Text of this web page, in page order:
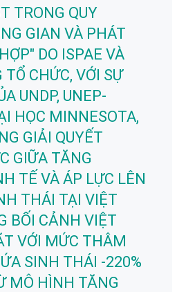
TRONG QUY
GIAN VÀ PHÁT
DO ISPAE VÀ
CHỨC, VỚI SỰ
UNDP, UNEP-
HỌC MINNESOTA,
GIẢI QUYẾT
GIỮA TĂNG
TẾ VÀ ÁP LỰC LÊN
THÁI TẠI VIỆT
BỐI CẢNH VIỆT
VỚI MỨC THÂM
SINH THÁI -220%
MÔ HÌNH TĂNG